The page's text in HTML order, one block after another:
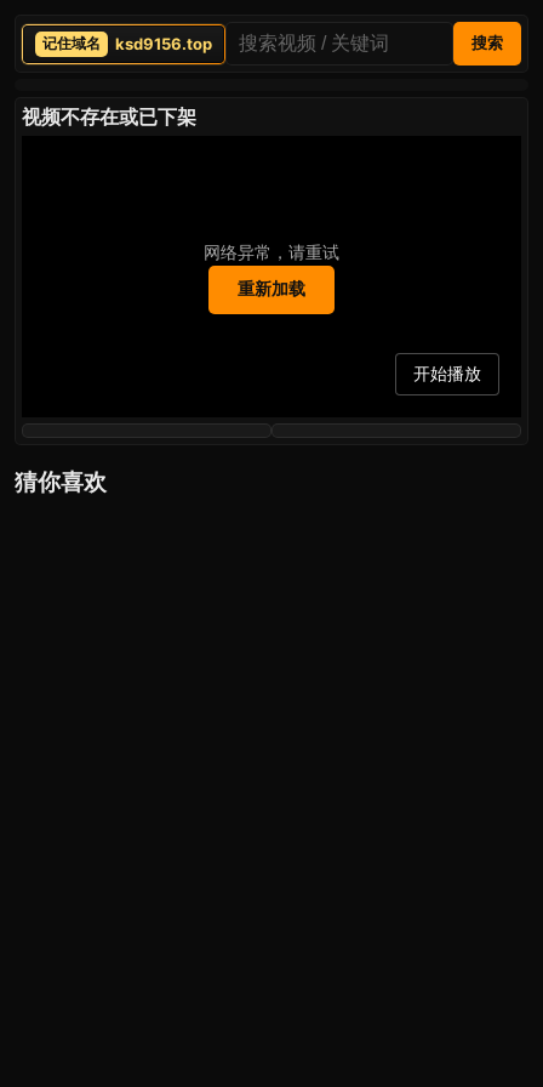
ksd9156.top 搜索
视频不存在或已下架
网络异常，请重试
重新加载
开始播放
猜你喜欢